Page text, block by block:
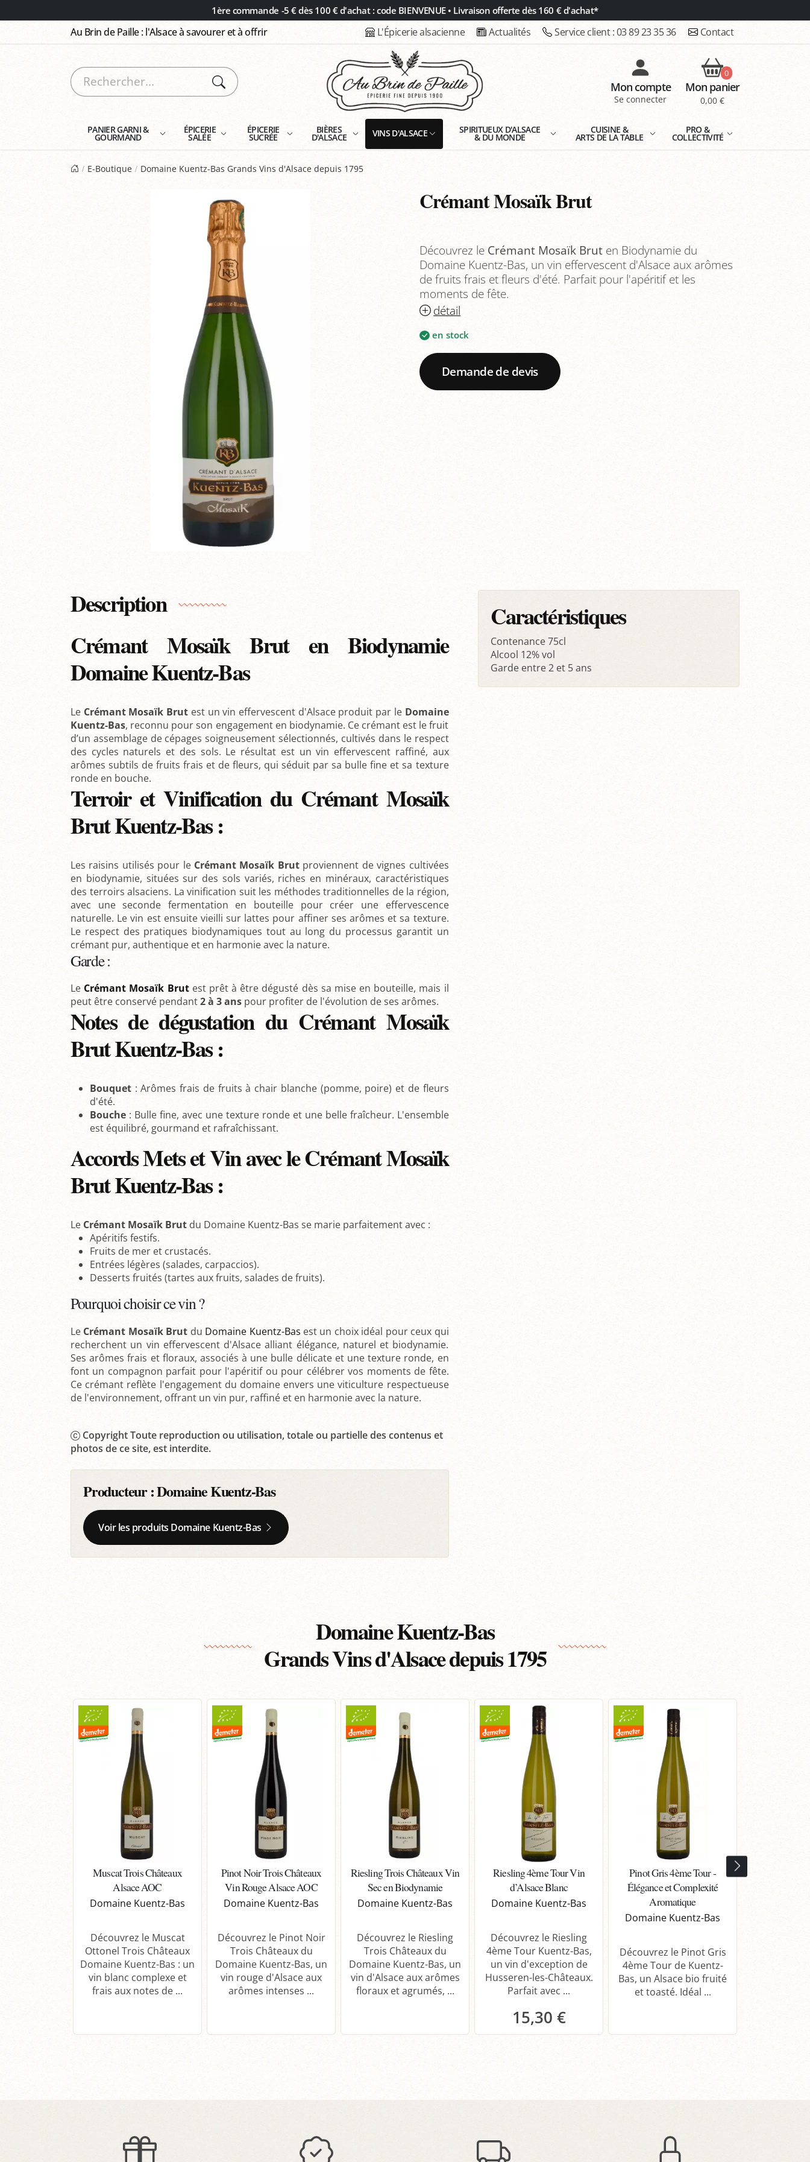
1ère commande -5 € dès 100 € d'achat : code BIENVENUE • Livraison offerte dès 160 € d'achat*
Au Brin de Paille : l'Alsace à savourer et à offrir L'Épicerie alsacienne Actualités Service client :03 89 23 35 36 Contact
Mon compte
Se connecter
0
Mon panier
0,00 €
PANIER GARNI &
GOURMAND
ÉPICERIE
SALÉE
ÉPICERIE
SUCRÉE
BIÈRES
D'ALSACE VINS D'ALSACE SPIRITUEUX D'ALSACE
& DU MONDE
CUISINE &
ARTS DE LA TABLE
PRO &
COLLECTIVITÉ
E-Boutique Domaine Kuentz-Bas Grands Vins d'Alsace depuis 1795
Crémant Mosaïk Brut
Découvrez le Crémant Mosaïk Brut en Biodynamie du
Domaine Kuentz-Bas, un vin effervescent d'Alsace aux arômes
de fruits frais et fleurs d'été. Parfait pour l'apéritif et les
moments de fête.
détail
en stock
Demande de devis
Description
Crémant Mosaïk Brut en Biodynamie
Domaine Kuentz-Bas
Le Crémant Mosaïk Brut est un vin effervescent d'Alsace produit par le Domaine
Kuentz-Bas, reconnu pour son engagement en biodynamie. Ce crémant est le fruit
d’un assemblage de cépages soigneusement sélectionnés, cultivés dans le respect
des cycles naturels et des sols. Le résultat est un vin effervescent raffiné, aux
arômes subtils de fruits frais et de fleurs, qui séduit par sa bulle fine et sa texture
ronde en bouche.
Terroir et Vinification du Crémant Mosaïk
Brut Kuentz-Bas :
Les raisins utilisés pour le Crémant Mosaïk Brutproviennent de vignes cultivées
en biodynamie, situées sur des sols variés, riches en minéraux, caractéristiques
des terroirs alsaciens. La vinification suit les méthodes traditionnelles de la région,
avec une seconde fermentation en bouteille pour créer une effervescence
naturelle. Le vin est ensuite vieilli sur lattes pour affiner ses arômes et sa texture.
Le respect des pratiques biodynamiques tout au long du processus garantit un
crémant pur, authentique et en harmonie avec la nature.
Garde :
Le Crémant Mosaïk Brutest prêt à être dégusté dès sa mise en bouteille, mais il
peut être conservé pendant2 à 3 ans pour profiter de l'évolution de ses arômes.
Notes de dégustation du Crémant Mosaïk
Brut Kuentz-Bas :
Bouquet : Arômes frais de fruits à chair blanche (pomme, poire) et de fleurs
d'été.
Bouche : Bulle fine, avec une texture ronde et une belle fraîcheur. L'ensemble
est équilibré, gourmand et rafraîchissant.
Accords Mets et Vin avec le Crémant Mosaïk
Brut Kuentz-Bas :
Le Crémant Mosaïk Brut du Domaine Kuentz-Bas se marie parfaitement avec :
Apéritifs festifs.
Fruits de mer et crustacés.
Entrées légères (salades, carpaccios).
Desserts fruités (tartes aux fruits, salades de fruits).
Pourquoi choisir ce vin ?
Le Crémant Mosaïk Brut du Domaine Kuentz-Bas est un choix idéal pour ceux qui
recherchent un vin effervescent d'Alsace alliant élégance, naturel et biodynamie.
Ses arômes frais et floraux, associés à une bulle délicate et une texture ronde, en
font un compagnon parfait pour l'apéritif ou pour célébrer vos moments de fête.
Ce crémant reflète l'engagement du domaine envers une viticulture respectueuse
de l'environnement, offrant un vin pur, raffiné et en harmonie avec la nature.
Copyright Toute reproduction ou utilisation, totale ou partielle des contenus et
photos de ce site, est interdite.
Producteur :Domaine Kuentz-Bas
Voir les produits Domaine Kuentz-Bas
Caractéristiques
Contenance 75cl
Alcool 12% vol
Garde entre 2 et 5 ans
Domaine Kuentz-Bas
Grands Vins d'Alsace depuis 1795
Muscat Trois Châteaux
Alsace AOC
Domaine Kuentz-Bas
Découvrez le Muscat
Ottonel Trois Châteaux
Domaine Kuentz-Bas : un
vin blanc complexe et
frais aux notes de ...
Pinot Noir Trois Châteaux
Vin Rouge Alsace AOC
Domaine Kuentz-Bas
Découvrez le Pinot Noir
Trois Châteaux du
Domaine Kuentz-Bas, un
vin rouge d'Alsace aux
arômes intenses ...
Riesling Trois Châteaux Vin
Sec en Biodynamie
Domaine Kuentz-Bas
Découvrez le Riesling
Trois Châteaux du
Domaine Kuentz-Bas, un
vin d'Alsace aux arômes
floraux et agrumés, ...
Riesling 4ème Tour Vin
d’Alsace Blanc
Domaine Kuentz-Bas
Découvrez le Riesling
4ème Tour Kuentz-Bas,
un vin d'exception de
Husseren-les-Châteaux.
Parfait avec ...
15,30 €
Pinot Gris 4ème Tour -
Élégance et Complexité
Aromatique
Domaine Kuentz-Bas
Découvrez le Pinot Gris
4ème Tour de Kuentz-
Bas, un Alsace bio fruité
et toasté. Idéal ...